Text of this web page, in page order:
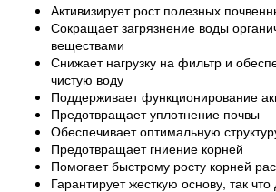
Активизирует рост полезных
Сокращает загрязнение воды
веществами
Снижает нагрузку на фильтр и
чистую воду
Поддерживает функционирование
Предотвращает уплотнение почвы
Обеспечивает оптимальную
Предотвращает гниение корней
Помогает быстрому росту корней
Гарантирует жесткую основу, так